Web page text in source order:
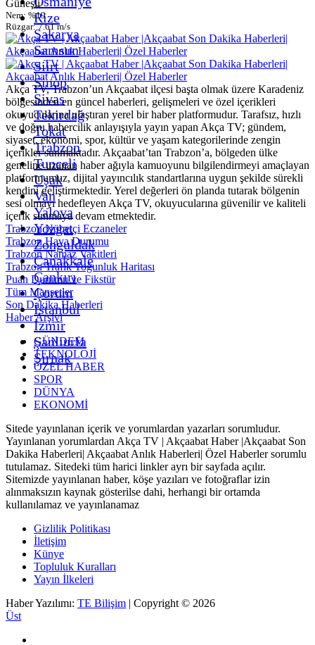
Rize
Sakarya
Samsun
Siirt
Sinop
Sivas
Tekirdağ
Tokat
Trabzon
Tunceli
Uşak
Van
Yalova
Yozgat
Zonguldak
Çanakkale
Çankırı
Çorum
İstanbul
İzmir
Şanlıurfa
Şırnak
Güneşli
Nem: %19
Rüzgar: 7.61 m/s
Akça TV, Trabzon’un Akçaabat ilçesi başta olmak üzere Karadeniz
bölgesinden en güncel haberleri, gelişmeleri ve özel içerikleri
okuyucularına ulaştıran yerel bir haber platformudur. Tarafsız, hızlı
ve doğru habercilik anlayışıyla yayın yapan Akça TV; gündem,
siyaset, ekonomi, spor, kültür ve yaşam kategorilerinde zengin
içerikler sunmaktadır. Akçaabat’tan Trabzon’a, bölgeden ülke
geneline uzanan haber ağıyla kamuoyunu bilgilendirmeyi amaçlayan
platformumuz, dijital yayıncılık standartlarına uygun şekilde sürekli
kendini geliştirmektedir. Yerel değerleri ön planda tutarak bölgenin
sesi olmayı hedefleyen Akça TV, okuyucularına güvenilir ve kaliteli
içerik sunmaya devam etmektedir.
Trabzon Nöbetçi Eczaneler
Trabzon Hava Durumu
Trabzon Namaz Vakitleri
Trabzon Trafik Yoğunluk Haritası
Puan Durumu ve Fikstür
Tüm Manşetler
Son Dakika Haberleri
Haber Arşivi
GÜNDEM
TEKNOLOJİ
ÖZEL HABER
SPOR
DÜNYA
EKONOMİ
Sitede yayınlanan içerik ve yorumlardan yazarları sorumludur.
Yayınlanan yorumlardan Akça TV | Akçaabat Haber |Akçaabat Son
Dakika Haberleri| Akçaabat Anlık Haberleri| Özel Haberler sorumlu
tutulamaz. Sitedeki tüm harici linkler ayrı bir sayfada açılır.
Sitemizde yayınlanan haber, köşe yazıları ve fotoğraflar izin
alınmaksızın kaynak gösterilse dahi, herhangi bir ortamda
kullanılamaz ve yayınlanamaz
Gizlilik Politikası
İletişim
Künye
Topluluk Kuralları
Yayın İlkeleri
Haber Yazılımı: TE Bilişim | Copyright © 2026
Üst